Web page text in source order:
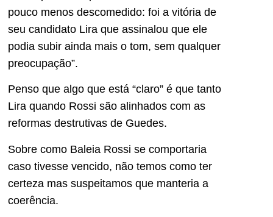
pouco menos descomedido: foi a vitória de
seu candidato Lira que assinalou que ele
podia subir ainda mais o tom, sem qualquer
preocupação”.
Penso que algo que está “claro” é que tanto
Lira quando Rossi são alinhados com as
reformas destrutivas de Guedes.
Sobre como Baleia Rossi se comportaria
caso tivesse vencido, não temos como ter
certeza mas suspeitamos que manteria a
coerência.